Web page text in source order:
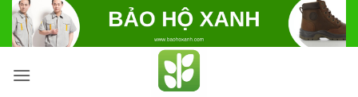
Bỏ
qua
nội
dung